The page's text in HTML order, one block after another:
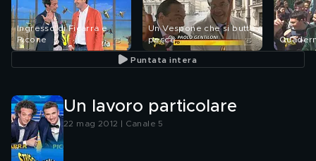
Ingresso di Ficarra e
Picone
Un Vespone che si butta a
pesce
Puntata intera
Un lavoro particolare
22 mag 2012 | Canale 5